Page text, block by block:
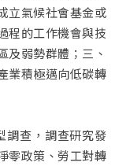
立氣候社會基金或
程的工作機會與技
及弱勢群體；三、
業積極邁向低碳轉
調查，調查研究發
零政策、勞工對轉